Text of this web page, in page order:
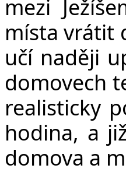
mezi
místa vrátit
učí naději
domovech
realisticky
hodina, a
domova a